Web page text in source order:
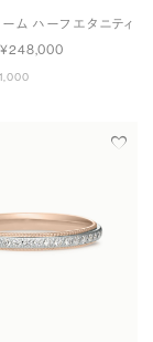
ム ハーフエタニティ